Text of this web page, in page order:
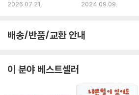
스24
2026.07.21.
다면
2024.09.09.
배송/반품/교환 안내
이 분야 베스트셀러